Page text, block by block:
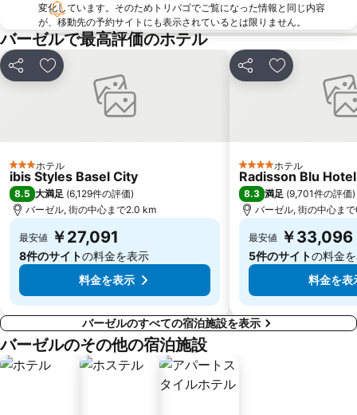
変化しています。そのためトリバゴでご覧になった情報と同じ内容
が、移動先の予約サイトにも表示されているとは限りません。
バーゼルで最高評価のホテル
シェア お気に入りに追加
3 ホテルのランク
ホテル
ibis Styles Basel City
8.5 大満足 (6,129件の評価)
バーゼル, 街の中心まで2.0 km
最安値 ￥27,091
8件のサイトの料金を表示
料金を表示
シェア お気に入りに
4 ホテルのランク
ホテル
Radisson Blu
8.3 満足 (9,701件の評価)
バーゼル, 街の中心ま
最安値 ￥33,096
5件のサイトの料金
料金を表
バーゼルのすべての宿泊施設を表示
バーゼルのその他の宿泊施設